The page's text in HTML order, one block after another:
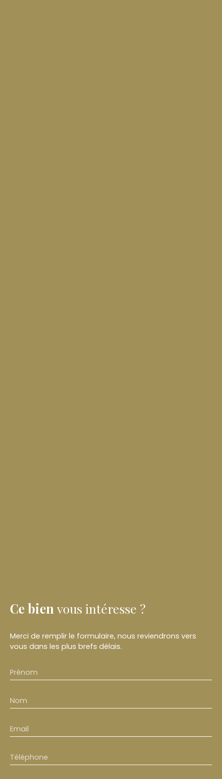
Ce bien vous intéresse ?
Merci de remplir le formulaire, nous reviendrons vers
vous dans les plus brefs délais.
Prénom
Nom
Email
Téléphone